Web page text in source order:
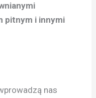
pitnym i innymi
nas